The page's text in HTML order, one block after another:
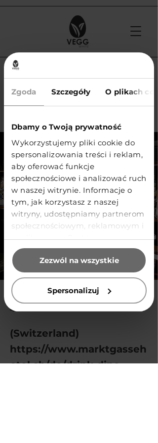
Zgoda Szczegóły O plikach
Dbamy o Twoją prywatność
Wykorzystujemy pliki cookie do
spersonalizowania treści i reklam,
aby oferować funkcje
społecznościowe i analizować ruch
w naszej witrynie. Informacje o
tym, jak korzystasz z naszej
witryny, udostępniamy partnerom
społecznościowym, reklamowym i
analitycznym. Partnerzy mogą
połączyć te informacje z innymi
danymi otrzymanymi od Ciebie
lub uzyskanymi podczas
korzystania z ich usług.
Zezwól na wszystkie
Spersonalizuj
< Back
IGNIV ( ** Michelin
4 lut 2024
(Switzerland)
https://www.marktgasseh
otel.ch/de/drink-dine